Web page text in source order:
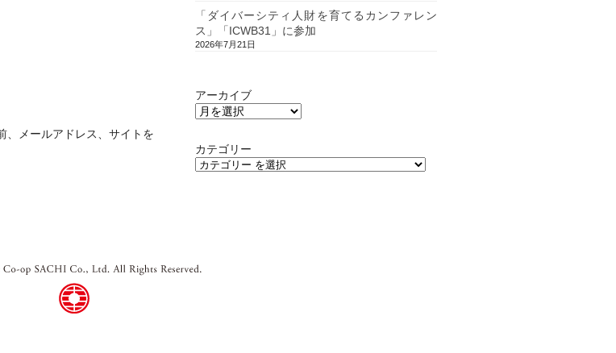
、メールアドレス、サイトを
「ダイバーシティ人財を育てるカンファレン
ス」「ICWB31」に参加
2026年7月21日
アーカイブ
カテゴリー